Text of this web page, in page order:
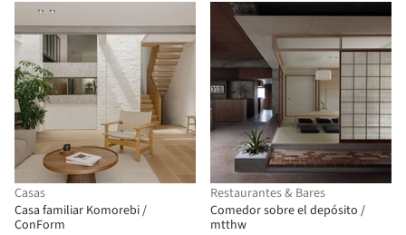
Casas
Casa familiar Komorebi /
ConForm
Restaurantes & Bares
Comedor sobre el depósito /
mtthw